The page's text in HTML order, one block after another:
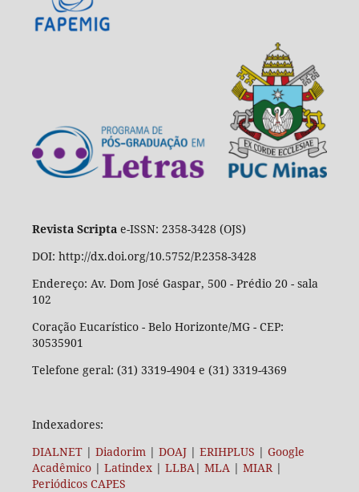
Revista Scripta e-ISSN: 2358-3428 (OJS)
DOI: http://dx.doi.org/10.5752/P.2358-3428
Endereço: Av. Dom José Gaspar, 500 - Prédio 20 - sala
102
Coração Eucarístico - Belo Horizonte/MG - CEP:
30535901
Telefone geral: (31) 3319-4904 e (31) 3319-4369
Indexadores:
DIALNET| Diadorim | DOAJ| ERIHPLUS | Google
Acadêmico| Latindex| LLBA | MLA | MIAR |
Periódicos CAPES